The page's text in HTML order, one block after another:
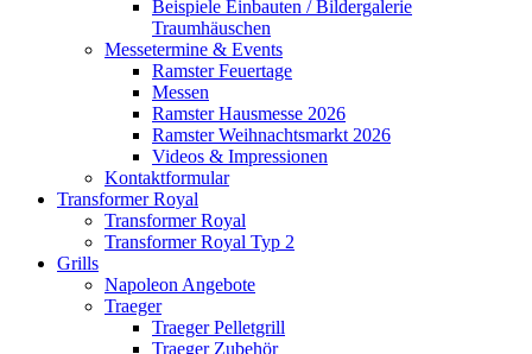
Beispiele Einbauten / Bildergalerie
Traumhäuschen
Messetermine & Events
Ramster Feuertage
Messen
Ramster Hausmesse 2026
Ramster Weihnachtsmarkt 2026
Videos & Impressionen
Kontaktformular
Transformer Royal
Transformer Royal
Transformer Royal Typ 2
Grills
Napoleon Angebote
Traeger
Traeger Pelletgrill
Traeger Zubehör